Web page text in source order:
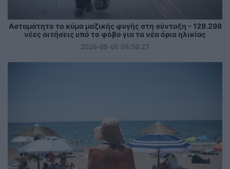
Ασταμάτητο το κύμα μαζικής φυγής στη σύνταξη - 129.298
νέες αιτήσεις υπό το φόβο για τα νέα όρια ηλικίας
2026-08-06 08:50:27